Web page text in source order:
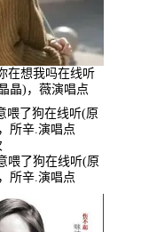
在想我吗在线听
晶)，薇演唱点
喂了狗在线听(原
所辛.演唱点